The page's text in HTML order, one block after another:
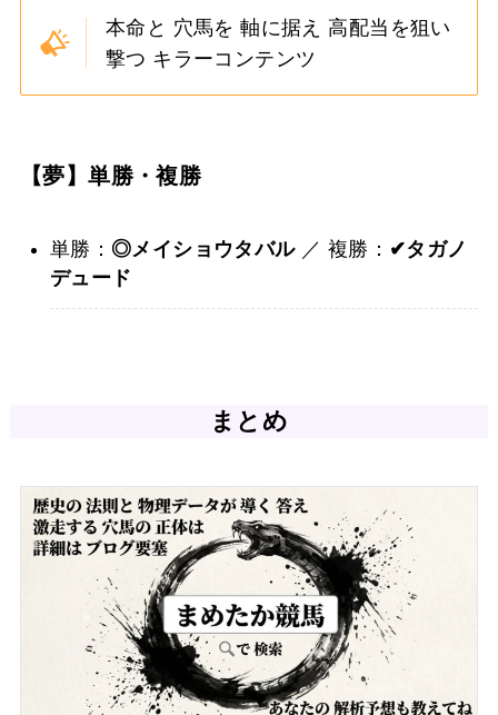
本命と 穴馬を 軸に据え 高配当を狙い
撃つ キラーコンテンツ
【夢】単勝・複勝
単勝： ◎メイショウタバル／ 複勝： ✔︎タガノ
デュード
まとめ